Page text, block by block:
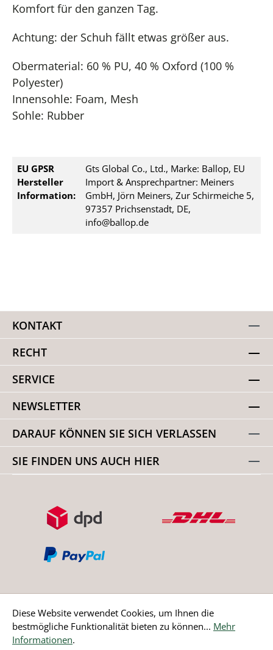
Komfort für den ganzen Tag.
Achtung: der Schuh fällt etwas größer aus.
Obermaterial: 60 % PU, 40 % Oxford (100 %
Polyester)
Innensohle: Foam, Mesh
Sohle: Rubber
EU GPSR
Hersteller
Information:
Gts Global Co., Ltd., Marke: Ballop, EU
Import & Ansprechpartner: Meiners
GmbH, Jörn Meiners, Zur Schirmeiche 5,
97357 Prichsenstadt, DE,
info@ballop.de
KONTAKT
RECHT
SERVICE
NEWSLETTER
DARAUF KÖNNEN SIE SICH VERLASSEN
SIE FINDEN UNS AUCH HIER
Bestellung widerrufen
Diese Website verwendet Cookies, um Ihnen die
bestmögliche Funktionalität bieten zu können... Mehr
Informationen.